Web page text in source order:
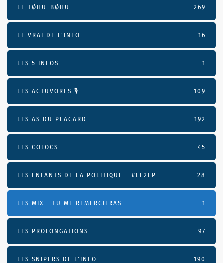
LE TØHU-BØHU 269
LE VRAI DE L’INFO 16
LES 5 INFOS 1
LES ACTUVORES 🎙 109
LES AS DU PLACARD 192
LES COLOCS 45
LES ENFANTS DE LA POLITIQUE – #LE2LP 28
LES MIX - TU ME REMERCIERAS 1
LES PROLONGATIONS 97
LES SNIPERS DE L’INFO 190